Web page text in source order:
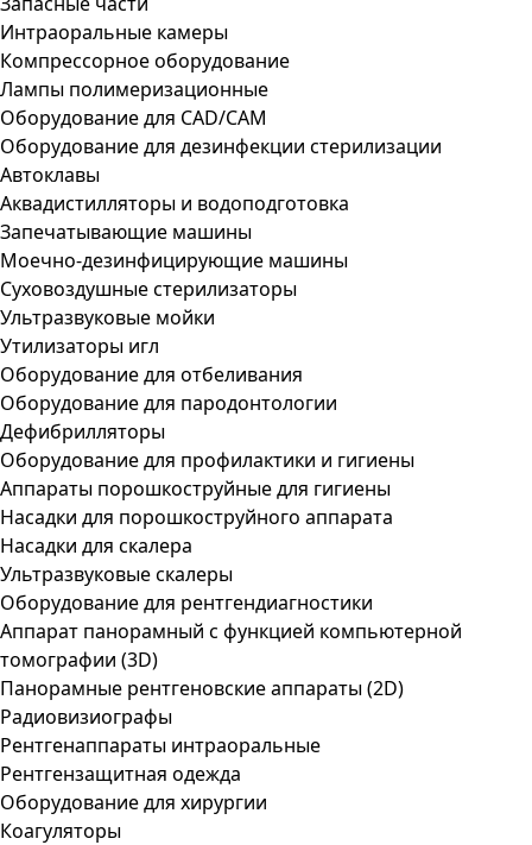
Интраоральные камеры
Компрессорное оборудование
Лампы полимеризационные
Оборудование для CAD/CAM
Оборудование для дезинфекции стерилизации
Автоклавы
Аквадистилляторы и водоподготовка
Запечатывающие машины
Моечно-дезинфицирующие машины
Суховоздушные стерилизаторы
Ультразвуковые мойки
Утилизаторы игл
Оборудование для отбеливания
Оборудование для пародонтологии
Дефибрилляторы
Оборудование для профилактики и гигиены
Аппараты порошкоструйные для гигиены
Насадки для порошкоструйного аппарата
Насадки для скалера
Ультразвуковые скалеры
Оборудование для рентгендиагностики
Аппарат панорамный с функцией компьютерной
томографии (3D)
Панорамные рентгеновские аппараты (2D)
Радиовизиографы
Рентгенаппараты интраоральные
Рентгензащитная одежда
Оборудование для хирургии
Коагуляторы